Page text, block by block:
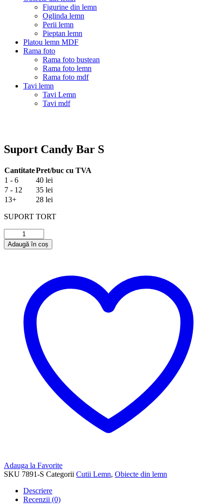
Figurine din lemn
Oglinda lemn
Perii lemn
Pieptan lemn
Platou lemn MDF
Rama foto
Rama foto bustean
Rama foto lemn
Rama foto mdf
Tavi lemn
Tavi Lemn
Tavi mdf
Suport Candy Bar S
CantitatePret/buc cu TVA
1 - 6
40 lei
7 - 12
35 lei
13+
28 lei
SUPORT TORT
Cantitate
Suport
Candy
Adaugă în coș
Adauga la Favorite
SKU 7891-S Categorii Cutii Lemn, Obiecte din lemn
Descriere
Recenzii (0)